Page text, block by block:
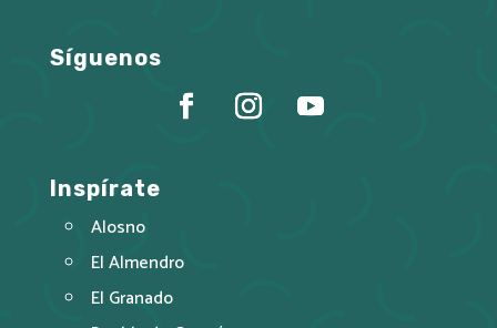
Síguenos
Inspírate
Alosno
El Almendro
El Granado